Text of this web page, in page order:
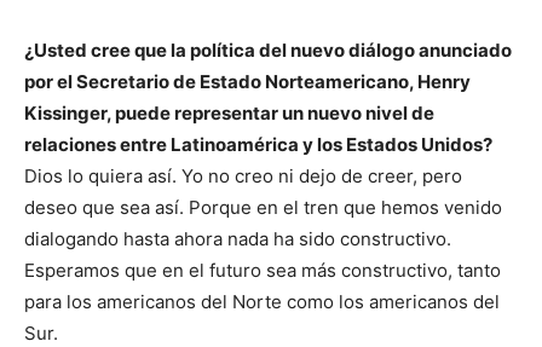
¿Usted cree que la política del nuevo diálogo anunciado
por el Secretario de Estado Norteamericano, Henry
Kissinger, puede representar un nuevo nivel de
relaciones entre Latinoamérica y los Estados Unidos?
Dios lo quiera así. Yo no creo ni dejo de creer, pero
deseo que sea así. Porque en el tren que hemos venido
dialogando hasta ahora nada ha sido constructivo.
Esperamos que en el futuro sea más constructivo, tanto
para los americanos del Norte como los americanos del
Sur.